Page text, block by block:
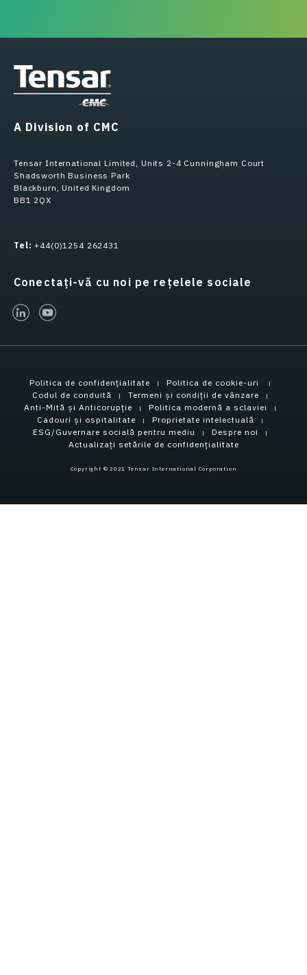
A Division of CMC
Tensar International Limited, Units 2-4 Cunningham Court
Shadsworth Business Park
Blackburn, United Kingdom
BB1 2QX
Tel:+44(0)1254 262431
Conectați-vă cu noi pe rețelele sociale
linked-inyoutube
Politica de confidențialitate
Politica de cookie-uri
Codul de conduită
Termeni și condiții de vânzare
Anti-Mită și Anticorupție
Politica modernă a sclaviei
Cadouri și ospitalitate
Proprietate intelectuală
ESG/Guvernare socială pentru mediu
Despre noi
Actualizați setările de confidențialitate
Copyright © 2021 Tensar International Corporation